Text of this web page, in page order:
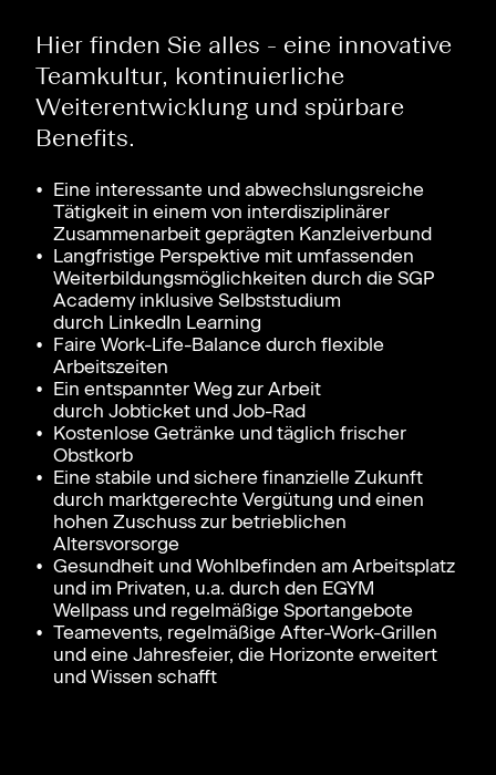
Hier finden Sie alles - eine innovative
Teamkultur, kontinuierliche
Weiterentwicklung und spürbare
Benefits.
Eine interessante und abwechslungsreiche
Tätigkeit in einem von interdisziplinärer
Zusammenarbeit geprägten Kanzleiverbund
Langfristige Perspektive mit umfassenden
Weiterbildungsmöglichkeiten durch die SGP
Academy inklusive Selbststudium
durch LinkedIn Learning
Faire Work-Life-Balance durch flexible
Arbeitszeiten
Ein entspannter Weg zur Arbeit
durch Jobticket und Job-Rad
Kostenlose Getränke und täglich frischer
Obstkorb
Eine stabile und sichere finanzielle Zukunft
durch marktgerechte Vergütung und einen
hohen Zuschuss zur betrieblichen
Altersvorsorge
Gesundheit und Wohlbefinden am Arbeitsplatz
und im Privaten, u.a. durch den EGYM
Wellpass und regelmäßige Sportangebote
Teamevents, regelmäßige After-Work-Grillen
und eine Jahresfeier, die Horizonte erweitert
und Wissen schafft